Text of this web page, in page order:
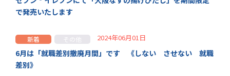
で発売いたします
新着 その他 2024年06月01日
6月は「就職差別撤廃月間」です 《しない させない 就職
差別》